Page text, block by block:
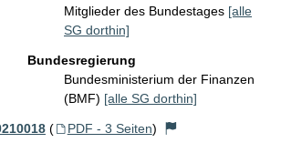
Mitglieder des Bundestages [alle
SG dorthin]
Bundesregierung
Bundesministerium der Finanzen
(BMF) [alle SG dorthin]
( PDF - 3 Seiten)